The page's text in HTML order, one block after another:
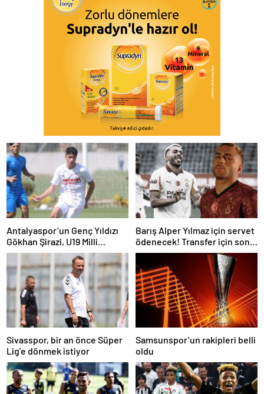
Antalyaspor’un Genç Yıldızı
Gökhan Şirazi, U19 Milli
Takım’ın Radarında
Barış Alper Yılmaz için servet
ödenecek! Transfer için son
karar
Sivasspor, bir an önce Süper
Lig’e dönmek istiyor
Samsunspor’un rakipleri belli
oldu